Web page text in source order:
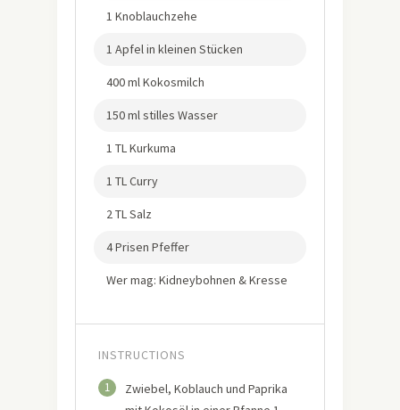
1 Knoblauchzehe
1 Apfel in kleinen Stücken
400 ml Kokosmilch
150 ml stilles Wasser
1 TL Kurkuma
1 TL Curry
2 TL Salz
4 Prisen Pfeffer
Wer mag: Kidneybohnen & Kresse
INSTRUCTIONS
1
Zwiebel, Koblauch und Paprika